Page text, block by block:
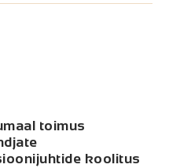
toimus
koolitus